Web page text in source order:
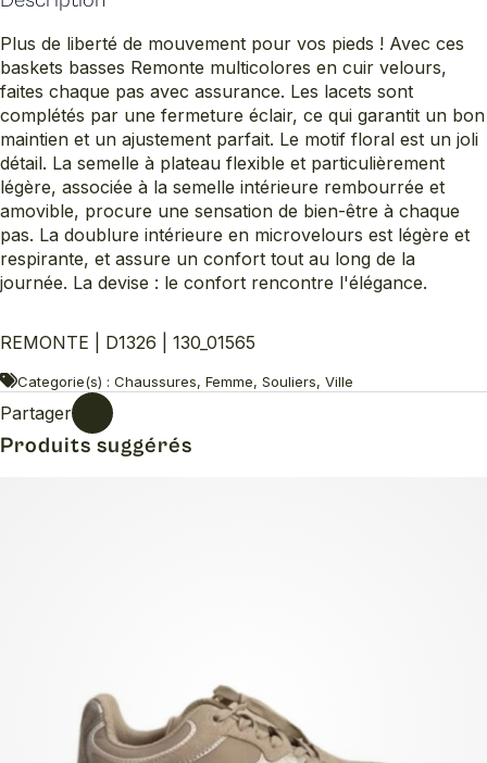
Plus de liberté de mouvement pour vos pieds ! Avec ces
baskets basses Remonte multicolores en cuir velours,
faites chaque pas avec assurance. Les lacets sont
complétés par une fermeture éclair, ce qui garantit un bon
maintien et un ajustement parfait. Le motif floral est un joli
détail. La semelle à plateau flexible et particulièrement
légère, associée à la semelle intérieure rembourrée et
amovible, procure une sensation de bien-être à chaque
pas. La doublure intérieure en microvelours est légère et
respirante, et assure un confort tout au long de la
journée. La devise : le confort rencontre l'élégance.
REMONTE | D1326 | 130_01565
Categorie(s) : Chaussures, Femme, Souliers, Ville
Partager
Produits suggérés